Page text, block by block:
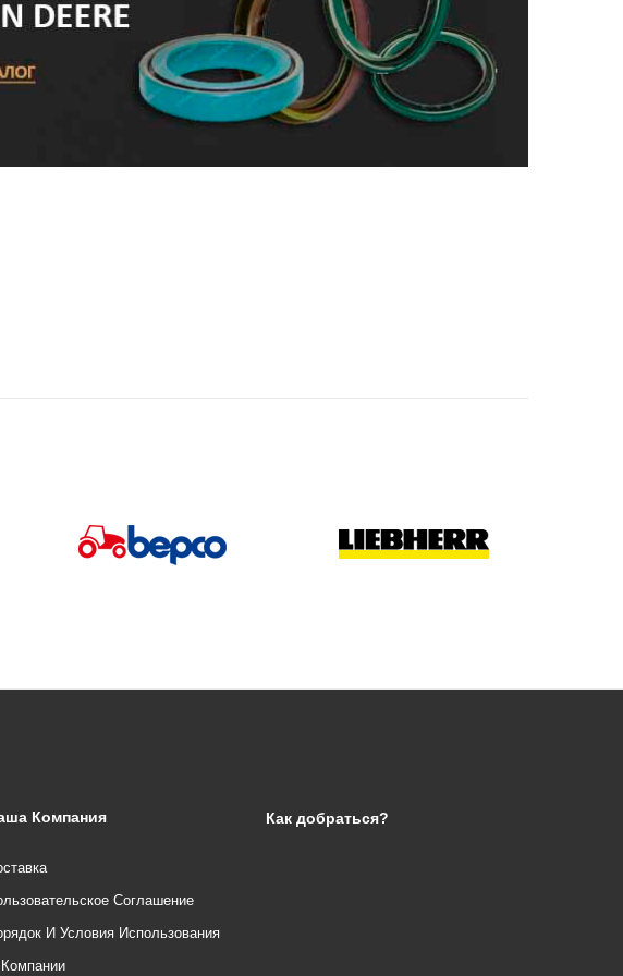
Компания
Соглашение
И Условия Использования
Как добраться?